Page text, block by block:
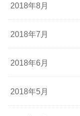
2018年8月
2018年7月
2018年6月
2018年5月